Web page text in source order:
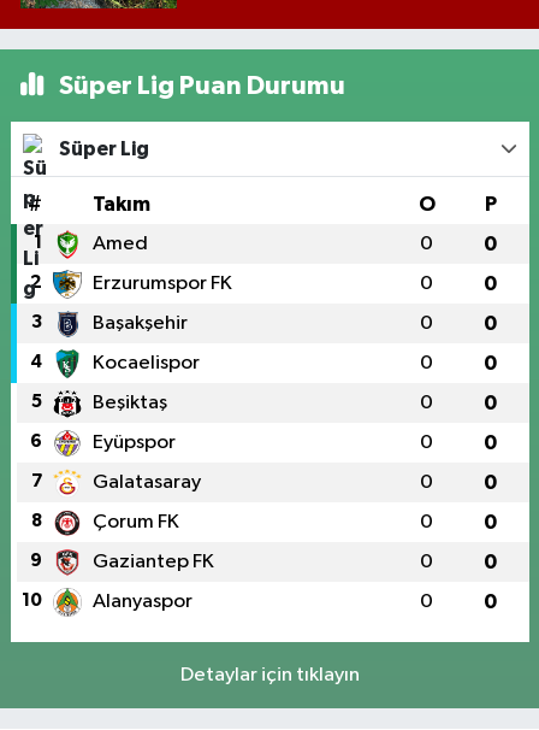
Süper Lig Puan Durumu
Süper Lig
# Takım O P
1 Amed 0 0
2 Erzurumspor FK 0 0
3 Başakşehir 0 0
4 Kocaelispor 0 0
5 Beşiktaş 0 0
6 Eyüpspor 0 0
7 Galatasaray 0 0
8 Çorum FK 0 0
9 Gaziantep FK 0 0
10 Alanyaspor 0 0
Detaylar için tıklayın